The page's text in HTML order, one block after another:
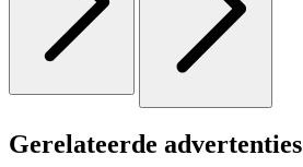
Gerelateerde advertenties